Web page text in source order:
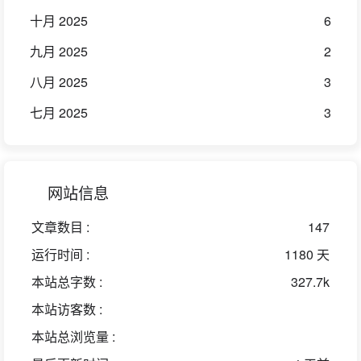
十月 2025
6
九月 2025
2
八月 2025
3
七月 2025
3
网站信息
文章数目 :
147
运行时间 :
1180 天
本站总字数 :
327.7k
本站访客数 :
本站总浏览量 :